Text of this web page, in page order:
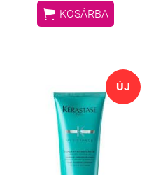
köszönhetően a haj ellenállóvá,
ragyogóan fényessé és selymes
 KOSÁRBA
ÚJ